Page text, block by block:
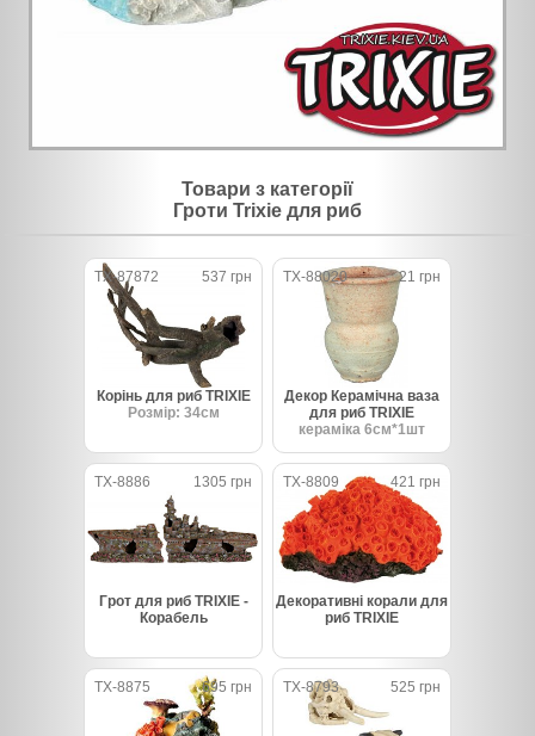
Товари з категорії
Гроти Trixie для риб
TX-87872 537 грн
Корінь для риб TRIXIE
Розмір: 34см
TX-88020 21 грн
Декор Керамічна ваза
для риб TRIXIE
кераміка 6см*1шт
TX-8886 1305 грн
Грот для риб TRIXIE -
Корабель
TX-8809 421 грн
Декоративні корали для
риб TRIXIE
TX-8875 695 грн TX-8793 525 грн